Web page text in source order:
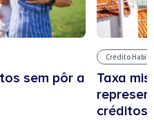
sem pôr a
Crédito
Taxa
créditos